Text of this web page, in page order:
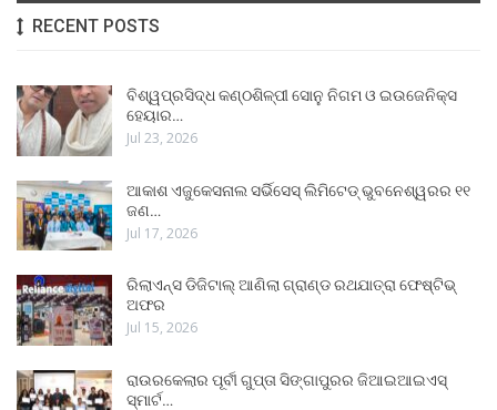
RECENT POSTS
ବିଶ୍ୱପ୍ରସିଦ୍ଧ କଣ୍ଠଶିଳ୍ପୀ ସୋନୁ ନିଗମ ଓ ଇଉଜେନିକ୍ସ
ହେୟାର…
Jul 23, 2026
ଆକାଶ ଏଜୁକେସନାଲ ସର୍ଭିସେସ୍ ଲିମିଟେଡ୍ ଭୁବନେଶ୍ୱରର ୧୧
ଜଣ…
Jul 17, 2026
ରିଲାଏନ୍ସ ଡିଜିଟାଲ୍ ଆଣିଲା ଗ୍ରାଣ୍ଡ ରଥଯାତ୍ରା ଫେଷ୍ଟିଭ୍
ଅଫର
Jul 15, 2026
ରାଉରକେଲାର ପୂର୍ବୀ ଗୁପ୍ତା ସିଙ୍ଗାପୁରର ଜିଆଇଆଇଏସ୍
ସ୍ମାର୍ଟ…